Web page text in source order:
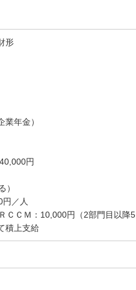
形
年金）
円
）
／人
ＣＣＭ：10,000円（2部門目以降
上支給